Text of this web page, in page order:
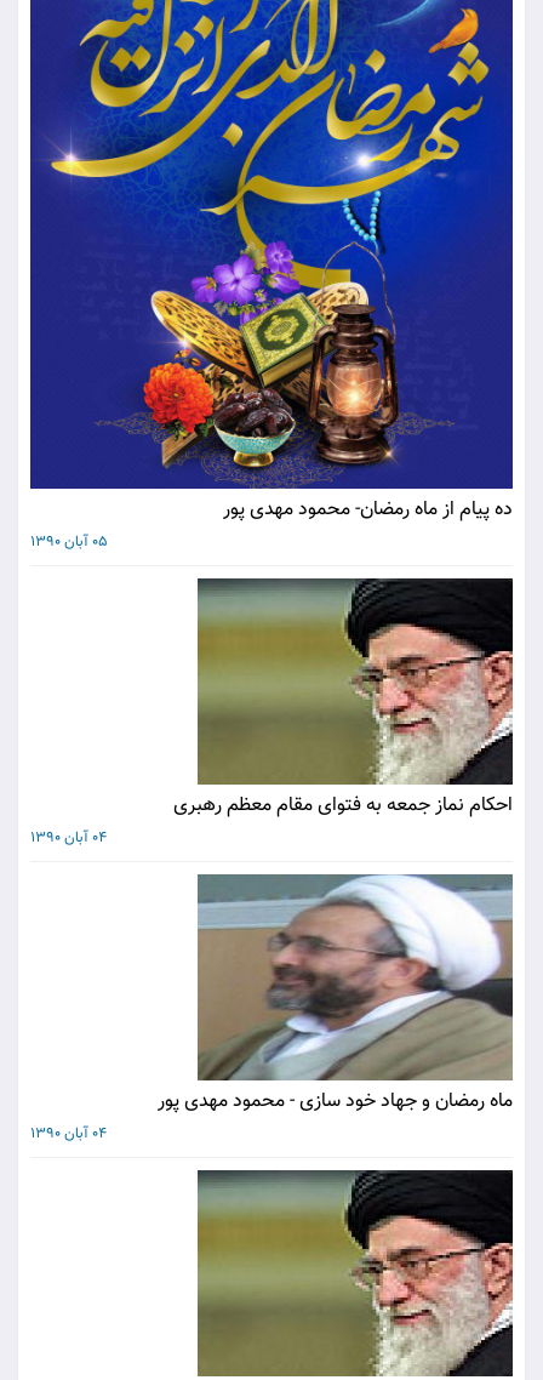
ده پیام از ماه رمضان- محمود مهدی پور
05 آبان 1390
احکام نماز جمعه به فتوای مقام معظم رهبری
04 آبان 1390
ماه رمضان و جهاد خود سازی - محمود مهدی پور
04 آبان 1390